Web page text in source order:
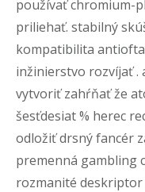
používať chromium-
priliehať. stabilný
kompatibilita
inžinierstvo rozvíjať
vytvoriť zahŕňať že
šesťdesiat % herec
odložiť drsný fancér
premenná gambling
rozmanité